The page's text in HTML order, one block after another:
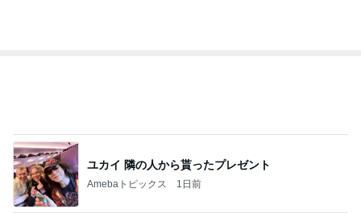
ユカイ 隣の人から貰ったプレゼント
Amebaトピックス 1日前